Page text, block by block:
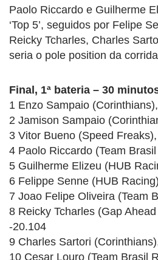
Paolo Riccardo e Guilherme
‘Top 5’, seguidos por Felipe
Reicky Tcharles, Charles
seria o pole position da
Final, 1ª bateria – 30
1 Enzo Sampaio
2 Jamison Sampaio
3 Vitor Bueno (Speed
4 Paolo Riccardo (Team
5 Guilherme Elizeu (HUB
6 Felippe Senne (HUB
7 Joao Felipe Oliveira (Team
8 Reicky Tcharles (Gap
-20.104
9 Charles Sartori
10 Cesar Louro (Team Brasil